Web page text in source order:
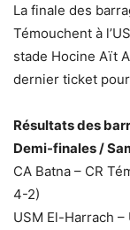
La finale des
Témouchent à
stade Hocine Aït
dernier ticket
Résultats des
Demi-finales /
CA Batna – CR
4-2)
USM El-Harrach –